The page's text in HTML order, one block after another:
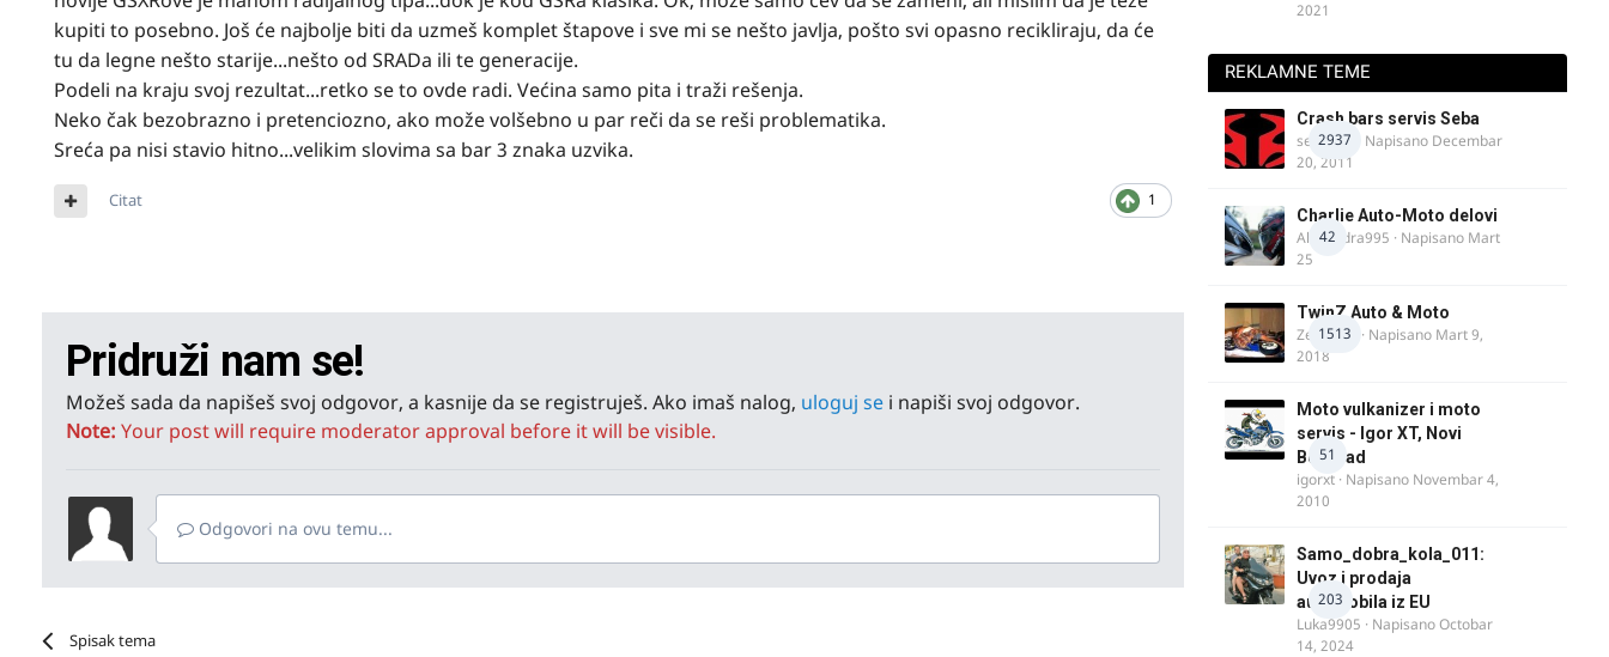
kupiti to posebno. Još će najbolje biti da uzmeš komplet štapove i sve mi se nešto javlja, pošto svi opasno recikliraju, da će
tu da legne nešto starije...nešto od SRADa ili te generacije.
Podeli na kraju svoj rezultat...retko se to ovde radi. Većina samo pita i traži rešenja.
Neko čak bezobrazno i pretenciozno, ako može volšebno u par reči da se reši problematika.
Sreća pa nisi stavio hitno...velikim slovima sa bar 3 znaka uzvika.
1
Citat
Pridruži nam se!
Možeš sada da napišeš svoj odgovor, a kasnije da se registruješ. Ako imaš nalog, uloguj se i napiši svoj odgovor.
Note: Your post will require moderator approval before it will be visible.
Odgovori na ovu temu...
Spisak tema
2021
REKLAMNE TEME
2937
Crash bars servis Seba
seba011 · Napisano Decembar
20, 2011
42
Charlie Auto-Moto delovi
Alexandra995 · Napisano Mart
25
1513
TwinZ Auto & Moto
Zeljkamp · Napisano Mart 9,
2018
51
Moto vulkanizer i moto
servis - Igor XT, Novi
Beograd
igorxt · Napisano Novembar 4,
2010
203
Samo_dobra_kola_011:
Uvoz i prodaja
automobila iz EU
Luka9905 · NapisanoOctobar
14, 2024